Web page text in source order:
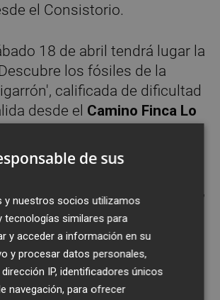
el Consistorio.
18 de abril tendrá lugar la
los fósiles de la
calificada de dificultad
desde el Camino Finca Lo
Cigarrón, situada en el
del municipio de Murcia,
de gran interés geológico que
antiguas zonas marinas que,
de años, estuvieron cubiertas
de sus
y nuestros socios utilizamos
tecnologías similares para
y acceder a información en su
y procesar datos personales,
IP, identificadores únicos
navegación, para ofrecer